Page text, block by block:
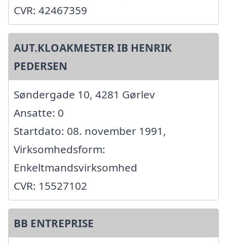
CVR: 42467359
AUT.KLOAKMESTER IB HENRIK
PEDERSEN
Søndergade 10, 4281 Gørlev
Ansatte: 0
Startdato: 08. november 1991,
Virksomhedsform:
Enkeltmandsvirksomhed
CVR: 15527102
BB ENTREPRISE